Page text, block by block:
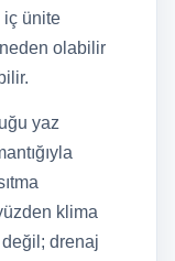
iç ünite
olabilir
yaz
klima
drenaj